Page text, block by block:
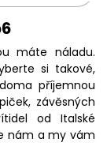
máte náladu.
si takové,
příjemnou
závěsných
od Italské
nám a my vám